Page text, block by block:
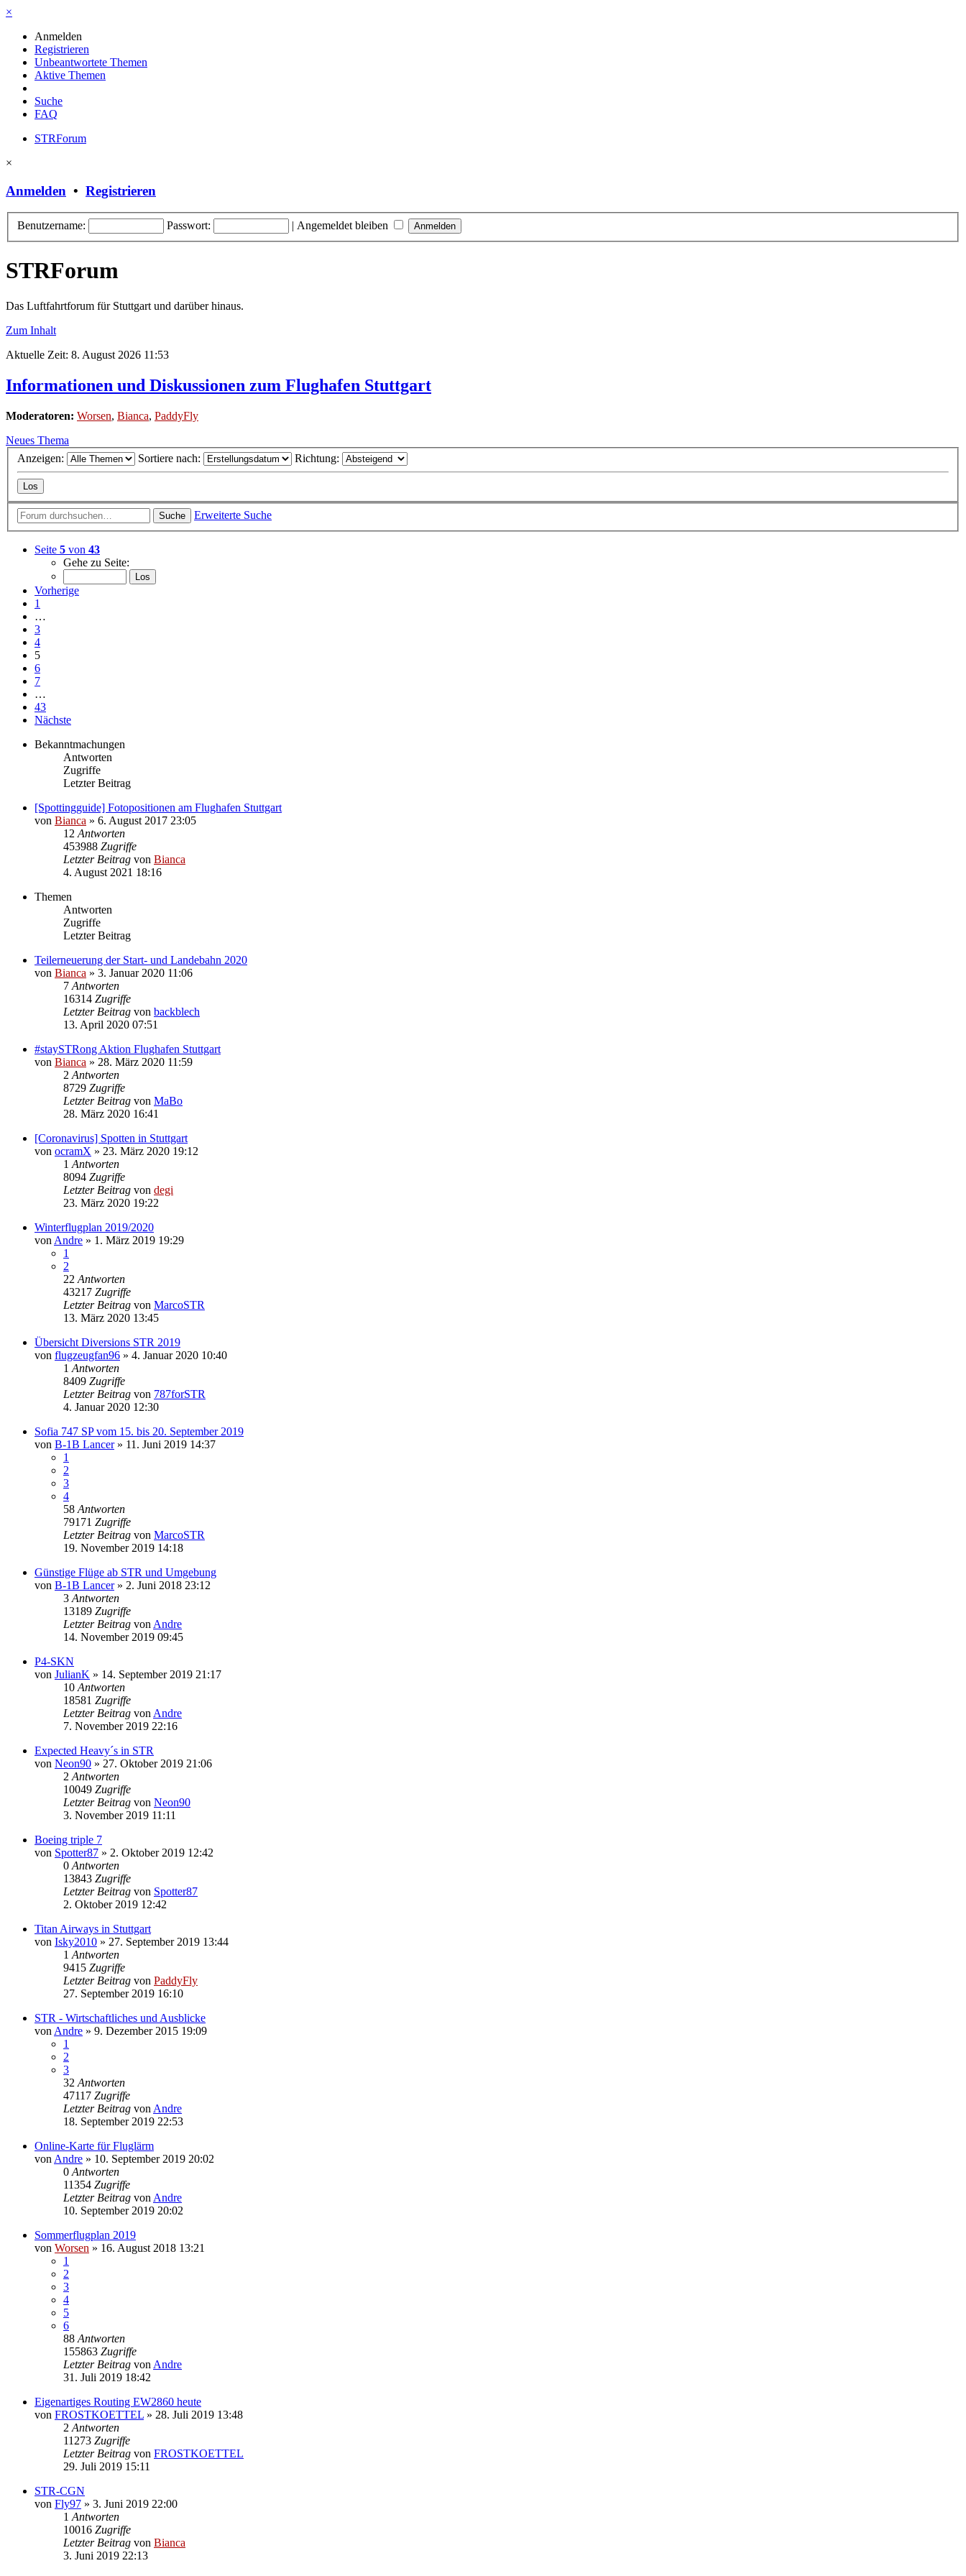
×
Anmelden
Registrieren
Unbeantwortete Themen
Aktive Themen
Suche
FAQ
STRForum
×
Anmelden • Registrieren
Benutzername: Passwort: | Angemeldet bleiben
STRForum
Das Luftfahrtforum für Stuttgart und darüber hinaus.
Zum Inhalt
Aktuelle Zeit: 8. August 2026 11:53
Informationen und Diskussionen zum Flughafen Stuttgart
Moderatoren: Worsen, Bianca, PaddyFly
Neues Thema
Anzeigen:
Sortiere nach: Richtung:
Suche Erweiterte Suche
Seite 5 von 43
Gehe zu Seite:
Vorherige
1
…
3
4
5
6
7
…
43
Nächste
Bekanntmachungen
Antworten
Zugriffe
Letzter Beitrag
[Spottingguide] Fotopositionen am Flughafen Stuttgart
von Bianca » 6. August 2017 23:05
12 Antworten
453988 Zugriffe
Letzter Beitrag von Bianca
4. August 2021 18:16
Themen
Antworten
Zugriffe
Letzter Beitrag
Teilerneuerung der Start- und Landebahn 2020
von Bianca » 3. Januar 2020 11:06
7 Antworten
16314 Zugriffe
Letzter Beitrag von backblech
13. April 2020 07:51
#staySTRong Aktion Flughafen Stuttgart
von Bianca » 28. März 2020 11:59
2 Antworten
8729 Zugriffe
Letzter Beitrag von MaBo
28. März 2020 16:41
[Coronavirus] Spotten in Stuttgart
von ocramX » 23. März 2020 19:12
1 Antworten
8094 Zugriffe
Letzter Beitrag von degi
23. März 2020 19:22
Winterflugplan 2019/2020
von Andre » 1. März 2019 19:29
1
2
22 Antworten
43217 Zugriffe
Letzter Beitrag von MarcoSTR
13. März 2020 13:45
Übersicht Diversions STR 2019
von flugzeugfan96 » 4. Januar 2020 10:40
1 Antworten
8409 Zugriffe
Letzter Beitrag von 787forSTR
4. Januar 2020 12:30
Sofia 747 SP vom 15. bis 20. September 2019
von B-1B Lancer» 11. Juni 2019 14:37
1
2
3
4
58 Antworten
79171 Zugriffe
Letzter Beitrag von MarcoSTR
19. November 2019 14:18
Günstige Flüge ab STR und Umgebung
von B-1B Lancer» 2. Juni 2018 23:12
3 Antworten
13189 Zugriffe
Letzter Beitrag von Andre
14. November 2019 09:45
P4-SKN
von JulianK » 14. September 2019 21:17
10 Antworten
18581 Zugriffe
Letzter Beitrag von Andre
7. November 2019 22:16
Expected Heavy´s in STR
von Neon90 » 27. Oktober 2019 21:06
2 Antworten
10049 Zugriffe
Letzter Beitrag von Neon90
3. November 2019 11:11
Boeing triple 7
von Spotter87 » 2. Oktober 2019 12:42
0 Antworten
13843 Zugriffe
Letzter Beitrag von Spotter87
2. Oktober 2019 12:42
Titan Airways in Stuttgart
von Isky2010 » 27. September 2019 13:44
1 Antworten
9415 Zugriffe
Letzter Beitrag von PaddyFly
27. September 2019 16:10
STR - Wirtschaftliches und Ausblicke
von Andre » 9. Dezember 2015 19:09
1
2
3
32 Antworten
47117 Zugriffe
Letzter Beitrag von Andre
18. September 2019 22:53
Online-Karte für Fluglärm
von Andre » 10. September 2019 20:02
0 Antworten
11354 Zugriffe
Letzter Beitrag von Andre
10. September 2019 20:02
Sommerflugplan 2019
von Worsen » 16. August 2018 13:21
1
2
3
4
5
6
88 Antworten
155863 Zugriffe
Letzter Beitrag von Andre
31. Juli 2019 18:42
Eigenartiges Routing EW2860 heute
von FROSTKOETTEL » 28. Juli 2019 13:48
2 Antworten
11273 Zugriffe
Letzter Beitrag von FROSTKOETTEL
29. Juli 2019 15:11
STR-CGN
von Fly97 » 3. Juni 2019 22:00
1 Antworten
10016 Zugriffe
Letzter Beitrag von Bianca
3. Juni 2019 22:13